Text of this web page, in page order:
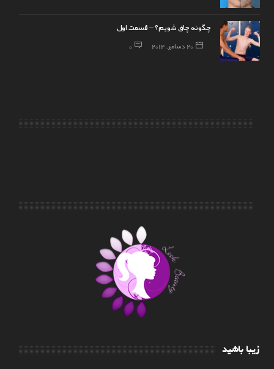
چگونه چاق شویم؟ – قسمت اول
20 دسامبر, 2014 0
زیبا باشید